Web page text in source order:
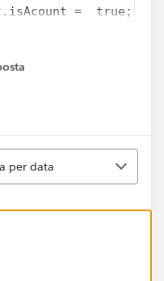
=  true;
class? Any help is
per data